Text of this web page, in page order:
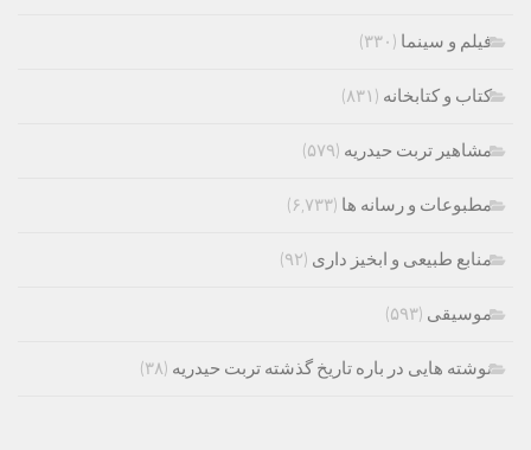
فیلم و سینما (۳۳۰)
کتاب و کتابخانه (۸۳۱)
مشاهیر تربت حیدریه (۵۷۹)
مطبوعات و رسانه ها (۶,۷۳۳)
منابع طبیعی و ابخیز داری (۹۲)
موسیقی (۵۹۳)
نوشته هایی در باره تاریخ گذشته تربت حیدریه (۳۸)